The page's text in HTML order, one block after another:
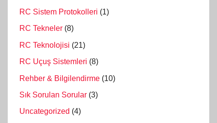
RC Sistem Protokolleri (1)
RC Tekneler (8)
RC Teknolojisi (21)
RC Uçuş Sistemleri (8)
Rehber & Bilgilendirme (10)
Sık Sorulan Sorular (3)
Uncategorized (4)